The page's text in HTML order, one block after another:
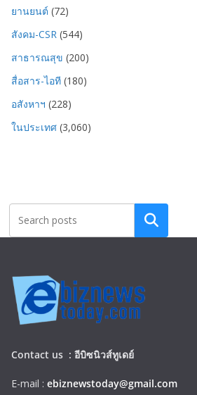
ยานยนต์ (72)
สังคม-CSR (544)
สาธารณสุข (200)
สื่อสาร-ไอที (180)
อสังหาฯ (228)
ในประเทศ (3,060)
Search
Contact us : อีบิซนิวส์ทูเดย์
E-mail : ebiznewstoday@gmail.com